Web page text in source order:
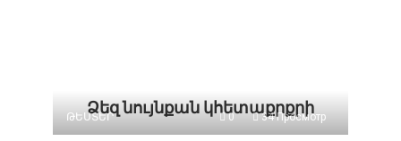
Ձեզ նույնքան կհետաքրքրի
ԹԵՍՏԵՐ 0 34 Просмотр